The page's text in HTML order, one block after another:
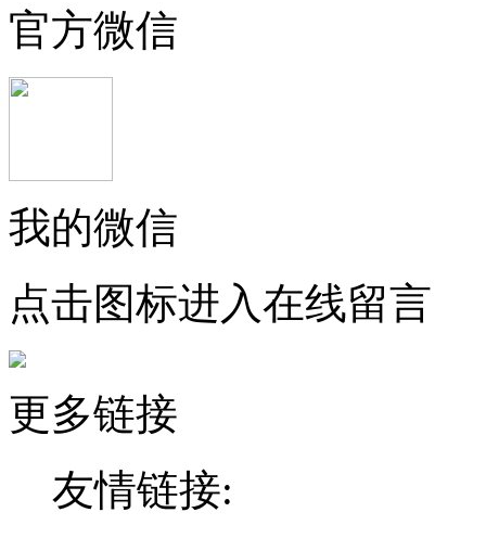
官方微信
我的微信
点击图标进入在线留言
更多链接
友情链接: